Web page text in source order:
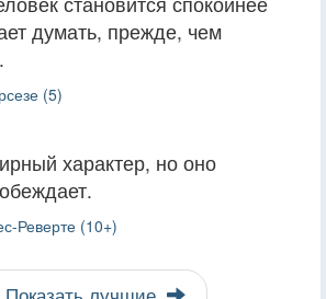
думать, прежде, чем
(5)
характер, но оно
Реверте (10+)